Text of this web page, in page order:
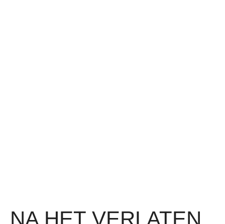
NA HET VERLATEN